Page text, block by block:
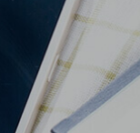
트랭킹 🏆